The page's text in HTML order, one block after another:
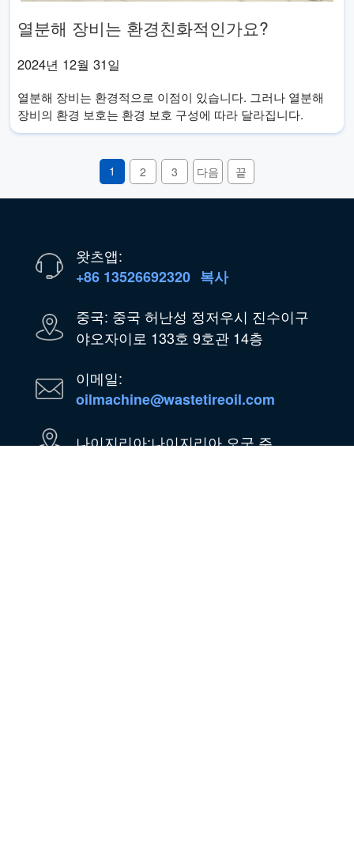
열분해 장비는 환경친화적인가요?
2024년 12월 31일
열분해 장비는 환경적으로 이점이 있습니다. 그러나 열분해
장비의 환경 보호는 환경 보호 구성에 따라 달라집니다.
1 2 3 다음 끝
왓츠앱:
+86 13526692320 복사
중국: 중국 허난성 정저우시 진수이구
야오자이로 133호 9호관 14층
이메일:
oilmachine@wastetireoil.com
나이지리아:나이지리아 오군 주